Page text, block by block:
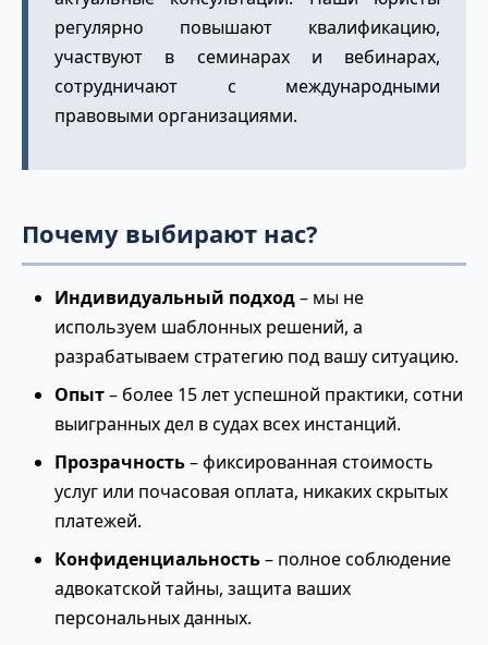
регулярно повышают квалификацию,
участвуют в семинарах и вебинарах,
сотрудничают с международными
правовыми организациями.
Почему выбирают нас?
Индивидуальный подход– мы не
используем шаблонных решений, а
разрабатываем стратегию под вашу ситуацию.
Опыт– более 15 лет успешной практики, сотни
выигранных дел в судах всех инстанций.
Прозрачность– фиксированная стоимость
услуг или почасовая оплата, никаких скрытых
платежей.
Конфиденциальность– полное соблюдение
адвокатской тайны, защита ваших
персональных данных.